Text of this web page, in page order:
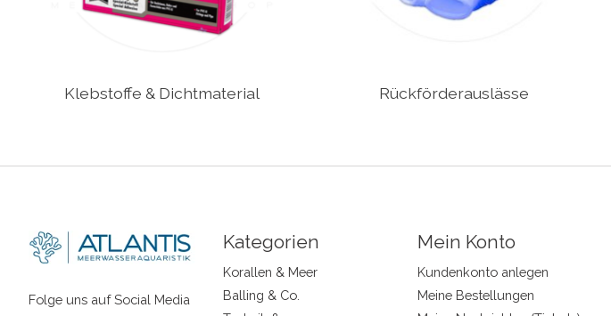
Klebstoffe & Dichtmaterial Rückförderauslässe
Folge uns auf Social Media
Kategorien
Korallen & Meer
Balling & Co.
Mein Konto
Kundenkonto anlegen
Meine Bestellungen